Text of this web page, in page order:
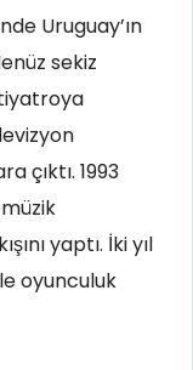
Uruguay’ın
sekiz
çıktı. 1993
yaptı. İki yıl
oyunculuk